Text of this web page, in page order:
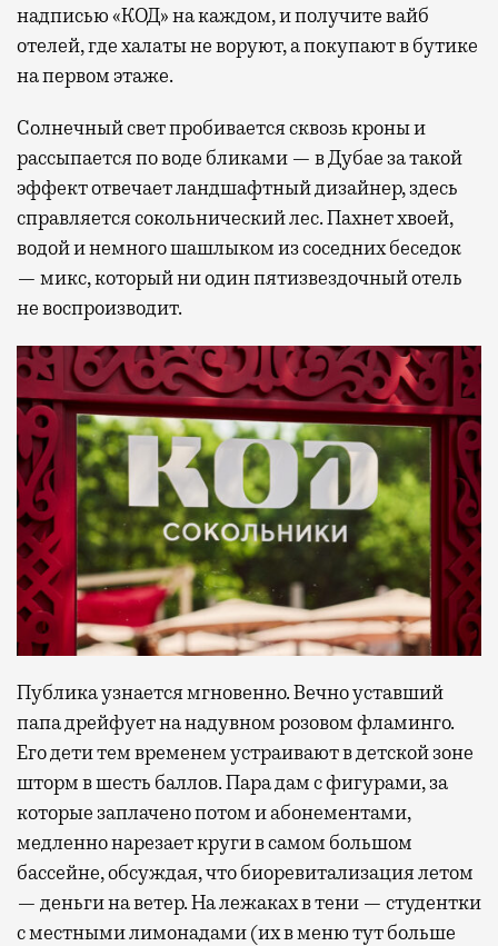
надписью «КОД» на каждом, и получите вайб
отелей, где халаты не воруют, а покупают в бутике
на первом этаже.
Солнечный свет пробивается сквозь кроны и
рассыпается по воде бликами — в Дубае за такой
эффект отвечает ландшафтный дизайнер, здесь
справляется сокольнический лес. Пахнет хвоей,
водой и немного шашлыком из соседних беседок
— микс, который ни один пятизвездочный отель
не воспроизводит.
Публика узнается мгновенно. Вечно уставший
папа дрейфует на надувном розовом фламинго.
Его дети тем временем устраивают в детской зоне
шторм в шесть баллов. Пара дам с фигурами, за
которые заплачено потом и абонементами,
медленно нарезает круги в самом большом
бассейне, обсуждая, что биоревитализация летом
— деньги на ветер. На лежаках в тени — студентки
с местными лимонадами (их в меню тут больше